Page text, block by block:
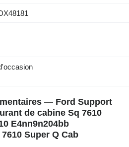
— Ford Support
de cabine Sq 7610
E4nn9n204bb
Super Q Cab